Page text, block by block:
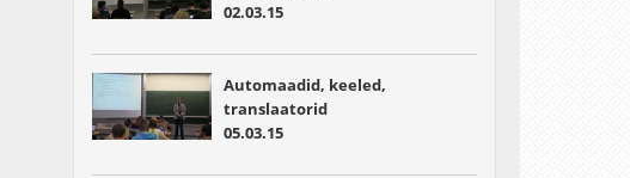
02.03.15
Automaadid, keeled,
translaatorid
05.03.15